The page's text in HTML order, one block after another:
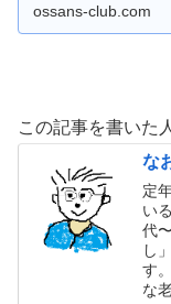
ossans-club.com
この記事を書いた人
な
定
い
代
し
す
な